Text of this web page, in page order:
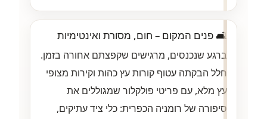
🛋️ פנים המקום – חום, מסורת ואינטימיות
ברגע שנכנסים, מרגישים שקפצתם אחורה בזמן.
חלל הבקתה עטוף קורות עץ כהות וקירות מצופי
עץ מלא, עם פריטי פולקלור שמגוללים את
סיפורה של רומניה הכפרית: כלי ציד עתיקים,